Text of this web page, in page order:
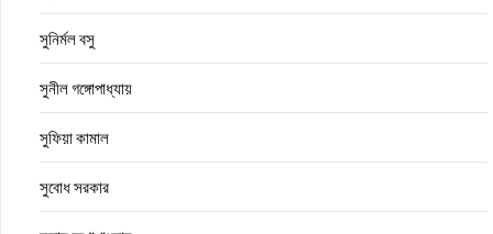
সুনির্মল বসু
সুনীল গঙ্গোপাধ্যায়
সুফিয়া কামাল
সুবোধ সরকার